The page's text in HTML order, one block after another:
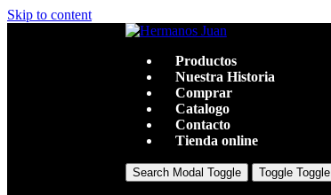
Skip to content
Productos
Nuestra Historia
Comprar
Catalogo
Contacto
Tienda online
Search Modal Toggle Toggle Toggle